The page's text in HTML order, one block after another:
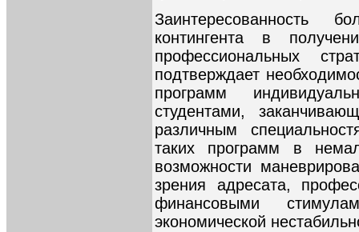
Заинтересованность
контингента в
профессиональных
подтверждает
программ
студентами,
различным
таких программ в
возможности
зрения адресата,
финансовыми
экономической